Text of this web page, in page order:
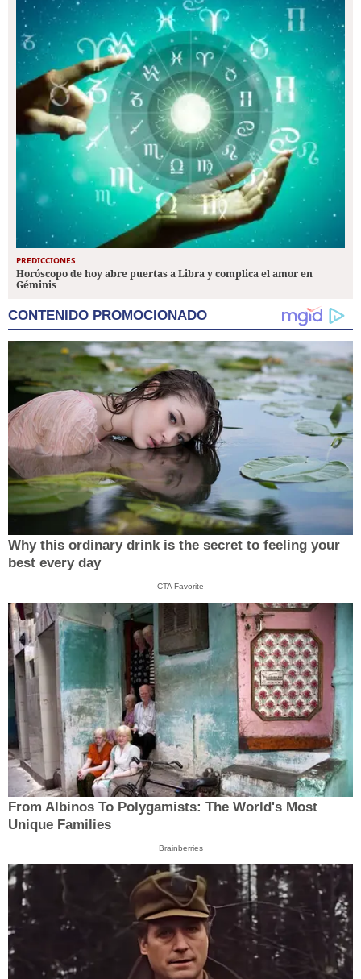
PREDICCIONES
Horóscopo de hoy abre puertas a Libra y complica el amor en
Géminis
CONTENIDO PROMOCIONADO
Why this ordinary drink is the secret to feeling your
best every day
CTA Favorite
From Albinos To Polygamists: The World's Most
Unique Families
Brainberries